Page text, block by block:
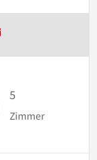
5
Zimmer